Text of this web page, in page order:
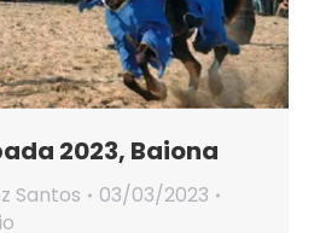
2023, Baiona
Santos
03/03/2023